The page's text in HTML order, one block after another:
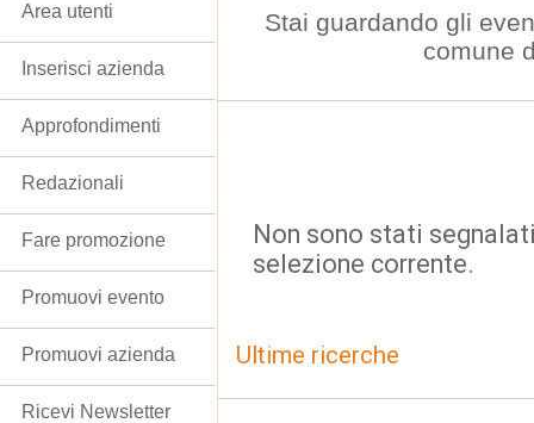
Stai guardando gli
comune
Non sono stati
selezione corrente.
Ultime ricerche
Area utenti
Inserisci azienda
Approfondimenti
Redazionali
Fare promozione
Promuovi evento
Promuovi azienda
Ricevi Newsletter